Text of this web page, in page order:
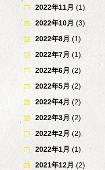
2022年11月 (1)
2022年10月 (3)
2022年8月 (1)
2022年7月 (1)
2022年6月 (2)
2022年5月 (2)
2022年4月 (2)
2022年3月 (2)
2022年2月 (2)
2022年1月 (1)
2021年12月 (2)